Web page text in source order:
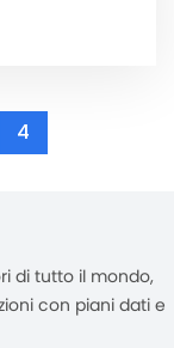
4
di tutto il mondo,
con piani dati e